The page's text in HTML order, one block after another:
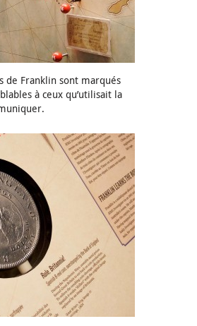
de Franklin sont marqués
à ceux qu’utilisait la